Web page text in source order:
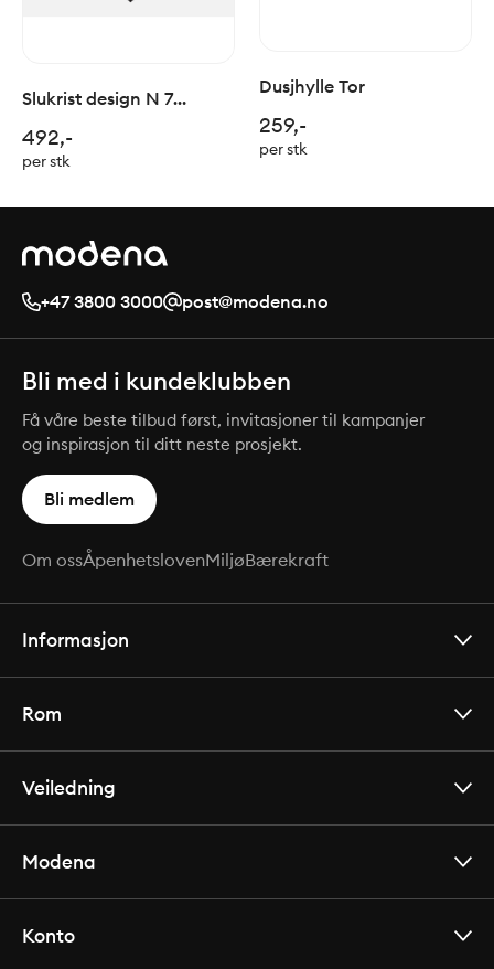
Slukrist design N 7
492,-
per stk
Dusjhylle Tor
259,-
per stk
+47 3800 3000 post@modena.no
Bli med i kundeklubben
Få våre beste tilbud først, invitasjoner til kampanjer
og inspirasjon til ditt neste prosjekt.
Bli medlem
Om ossÅpenhetslovenMiljøBærekraft
Informasjon
Rom
Veiledning
Modena
Konto